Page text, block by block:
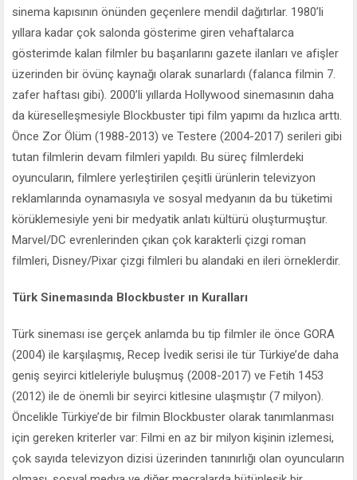
sinema kapısının önünden geçenlere mendil dağıtırlar. 1980’li
yıllara kadar çok salonda gösterime giren vehaftalarca
gösterimde kalan filmler bu başarılarını gazete ilanları ve afişler
üzerinden bir övünç kaynağı olarak sunarlardı (falanca filmin 7.
zafer haftası gibi). 2000’li yıllarda Hollywood sinemasının daha
da küreselleşmesiyle Blockbuster tipi film yapımı da hızlıca arttı.
Önce Zor Ölüm (1988-2013) ve Testere (2004-2017) serileri gibi
tutan filmlerin devam filmleri yapıldı. Bu süreç filmlerdeki
oyuncuların, filmlere yerleştirilen çeşitli ürünlerin televizyon
reklamlarında oynamasıyla ve sosyal medyanın da bu tüketimi
körüklemesiyle yeni bir medyatik anlatı kültürü oluşturmuştur.
Marvel/DC evrenlerinden çıkan çok karakterli çizgi roman
filmleri, Disney/Pixar çizgi filmleri bu alandaki en ileri örneklerdir.
Türk Sinemasında Blockbuster ın Kuralları
Türk sineması ise gerçek anlamda bu tip filmler ile önce GORA
(2004) ile karşılaşmış, Recep İvedik serisi ile tür Türkiye’de daha
geniş seyirci kitleleriyle buluşmuş (2008-2017) ve Fetih 1453
(2012) ile de önemli bir seyirci kitlesine ulaşmıştır (7 milyon).
Öncelikle Türkiye’de bir filmin Blockbuster olarak tanımlanması
için gereken kriterler var: Filmi en az bir milyon kişinin izlemesi,
çok sayıda televizyon dizisi üzerinden tanınırlığı olan oyuncuların